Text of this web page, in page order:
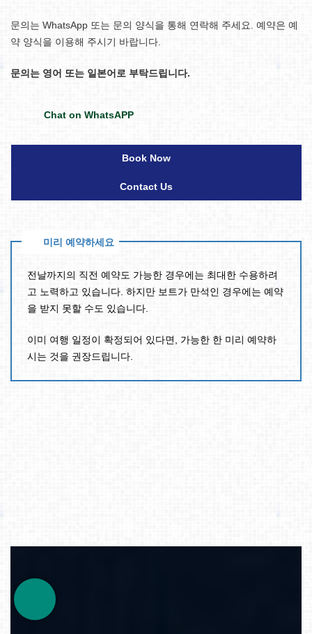
문의는 WhatsApp 또는 문의 양식을 통해 연락해 주세요. 예약은 예
약 양식을 이용해 주시기 바랍니다.
문의는 영어 또는 일본어로 부탁드립니다.
Chat on WhatsAPP
Book Now
Contact Us
미리 예약하세요
전날까지의 직전 예약도 가능한 경우에는 최대한 수용하려
고 노력하고 있습니다. 하지만 보트가 만석인 경우에는 예약
을 받지 못할 수도 있습니다.
이미 여행 일정이 확정되어 있다면, 가능한 한 미리 예약하
시는 것을 권장드립니다.